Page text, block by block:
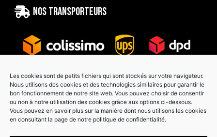
Les cookies sont de petits fichiers qui sont stockés sur votre navigateur.
Nous utilisons des cookies et des technologies similaires pour garantir le
bon fonctionnement de notre site web. Vous pouvez choisir de consentir
ou non à notre utilisation des cookies grâce aux options ci-dessous.
Vous pouvez en savoir plus sur la manière dont nous utilisons les cookies
en consultant la page de notre politique de confidentialité.
Nos transporteurs
Paiement sécurisé